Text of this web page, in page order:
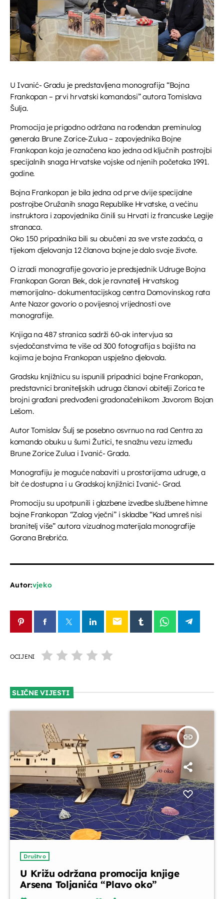
UPRAVO ETERU
Glazba
Glazbeni blok
17:00 - 17:30 more_vert
Glazbeni blok
Opustite se uz odabrane glazbene hitove između
emisija. Blok dobre glazbe donosi lagane ritmove,
domaće i strane pjesme koje prate vaše svakodnevne
trenutke
close
DANAS NA PROGRAMU
Naftalina
17:30 - 18:15
Djeca i mladi na radiju
18:15 - 18:30
EPP reklame
18:30 - 19:00
Glazbeni blok
19:00 - 20:00
Dallas Special
20:00 - 22:00
U Ivanić- Gradu je predstavljena monografija “Bojna
Frankopan – prvi hrvatski komandosi” autora Tomislava
Šulja.
Promocija je prigodno održana na rođendan preminulog
generala Brune Zorice-Zulua – zapovjednika Bojne
Frankopan koja je označena kao jedna od ključnih postrojbi
specijalnih snaga Hrvatske vojske od njenih početaka 1991.
godine.
Bojna Frankopan je bila jedna od prve dvije specijalne
postrojbe Oružanih snaga Republike Hrvatske, a većinu
instruktora i zapovjednika činili su Hrvati iz francuske Legije
stranaca.
Oko 150 pripadnika bili su obučeni za sve vrste zadaća, a
tijekom djelovanja 12 članova bojne je dalo svoje živote.
O izradi monografije govorio je predsjednik Udruge Bojna
Frankopan Goran Bek, dok je ravnatelj Hrvatskog
memorijalno- dokumentacijskog centra Domovinskog rata
Ante Nazor govorio o povijesnoj vrijednosti ove
monografije.
Knjiga na 487 stranica sadrži 60-ak intervjua sa
svjedočanstvima te više od 300 fotografija s bojišta na
kojima je bojna Frankopan uspješno djelovala.
Gradsku knjižnicu su ispunili pripadnici bojne Frankopan,
predstavnici braniteljskih udruga članovi obitelji Zorica te
brojni građani predvođeni gradonačelnikom Javorom Bojan
Lešom.
Autor Tomislav Šulj se posebno osvrnuo na rad Centra za
komando obuku u šumi Žutici, te snažnu vezu između
Brune Zorice Zulua i Ivanić- Grada.
Monografiju je moguće nabaviti u prostorijama udruge, a
bit će dostupna i u Gradskoj knjižnici Ivanić- Grad.
Promociju su upotpunili i glazbene izvedbe službene himne
bojne Frankopan “Zalog vječni” i skladbe “Kad umreš nisi
branitelj više” autora vizualnog materijala monografije
Gorana Brebrića.
Autor:vjeko
email
OCIJENI
SLIČNE VIJESTI
insert_link
Društvo
U Križu održana promocija knjige
Arsena Toljanića “Plavo oko”